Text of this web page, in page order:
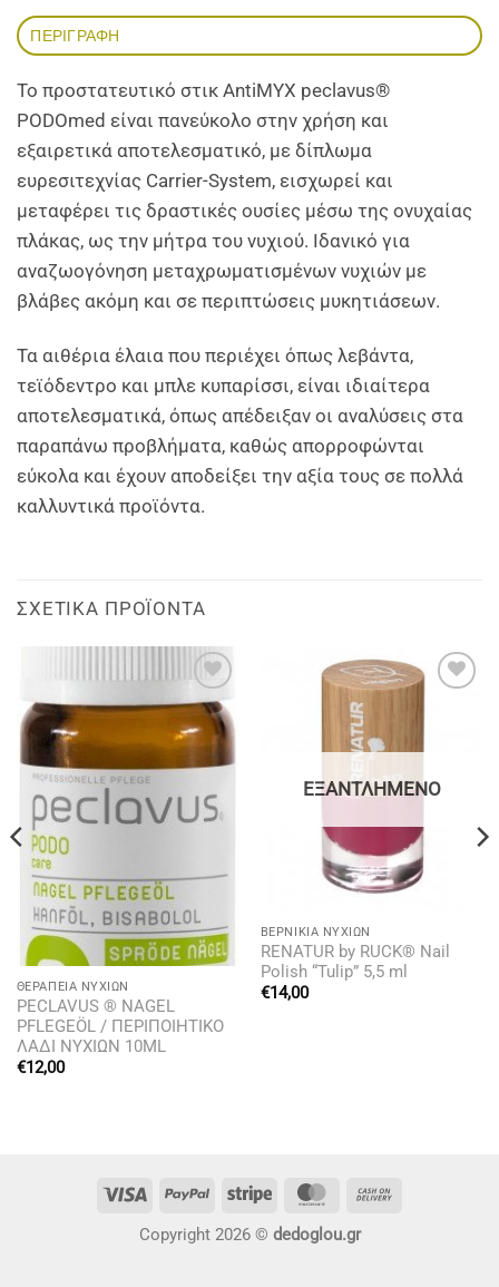
ΠΕΡΙΓΡΑΦΉ
Το προστατευτικό στικ AntiMYX peclavus®
PODOmed είναι πανεύκολο στην χρήση και
εξαιρετικά αποτελεσματικό, με δίπλωμα
ευρεσιτεχνίας Carrier-System, εισχωρεί και
μεταφέρει τις δραστικές ουσίες μέσω της ονυχαίας
πλάκας, ως την μήτρα του νυχιού. Ιδανικό για
αναζωογόνηση μεταχρωματισμένων νυχιών με
βλάβες ακόμη και σε περιπτώσεις μυκητιάσεων.
Τα αιθέρια έλαια που περιέχει όπως λεβάντα,
τεϊόδεντρο και μπλε κυπαρίσσι, είναι ιδιαίτερα
αποτελεσματικά, όπως απέδειξαν οι αναλύσεις στα
παραπάνω προβλήματα, καθώς απορροφώνται
εύκολα και έχουν αποδείξει την αξία τους σε πολλά
καλλυντικά προϊόντα.
ΣΧΕΤΙΚΆ ΠΡΟΪΌΝΤΑ
Add to
wishlist
ΘΕΡΑΠΕΊΑ ΝΥΧΙΏΝ
PECLAVUS ® NAGEL
PFLEGEÖL / ΠΕΡΙΠΟΙΗΤΙΚΟ
ΛΑΔΙ ΝΥΧΙΩΝ 10ML
€12,00
ΕΞΑΝΤΛΗΜΈΝΟ
BΕΡΝΊΚΙΑ ΝΥΧΙΏΝ
RENATUR by RUCK® Nail
Polish “Tulip” 5,5 ml
€14,00
Visa PayPal Stripe MasterCard
Copyright 2026 © dedoglou.gr